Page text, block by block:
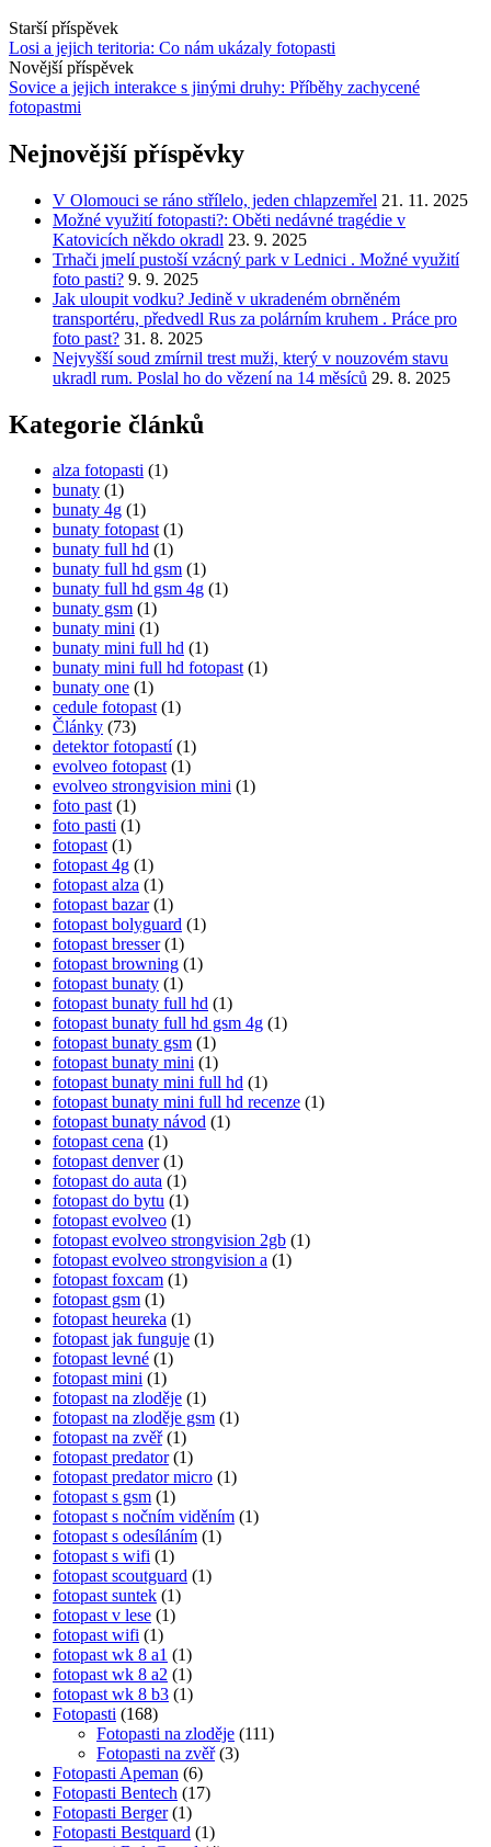
Starší příspěvek
Losi a jejich teritoria: Co nám ukázaly fotopasti
Novější příspěvek
Sovice a jejich interakce s jinými druhy: Příběhy zachycené
fotopastmi
Nejnovější příspěvky
V Olomouci se ráno střílelo, jeden chlapzemřel 21. 11. 2025
Možné využití fotopasti?: Oběti nedávné tragédie v
Katovicích někdo okradl 23. 9. 2025
Trhači jmelí pustoší vzácný park v Lednici . Možné využití
foto pasti? 9. 9. 2025
Jak uloupit vodku? Jedině v ukradeném obrněném
transportéru, předvedl Rus za polárním kruhem . Práce pro
foto past? 31. 8. 2025
Nejvyšší soud zmírnil trest muži, který v nouzovém stavu
ukradl rum. Poslal ho do vězení na 14 měsíců 29. 8. 2025
Kategorie článků
alza fotopasti (1)
bunaty (1)
bunaty 4g (1)
bunaty fotopast(1)
bunaty full hd (1)
bunaty full hd gsm (1)
bunaty full hd gsm 4g (1)
bunaty gsm (1)
bunaty mini (1)
bunaty mini full hd (1)
bunaty mini full hd fotopast(1)
bunaty one (1)
cedule fotopast(1)
Články (73)
detektor fotopastí(1)
evolveo fotopast(1)
evolveo strongvision mini (1)
foto past(1)
foto pasti (1)
fotopast(1)
fotopast 4g (1)
fotopast alza (1)
fotopast bazar(1)
fotopast bolyguard (1)
fotopast bresser(1)
fotopast browning (1)
fotopast bunaty (1)
fotopast bunaty full hd (1)
fotopast bunaty full hd gsm 4g (1)
fotopast bunaty gsm (1)
fotopast bunaty mini (1)
fotopast bunaty mini full hd (1)
fotopast bunaty mini full hd recenze (1)
fotopast bunaty návod (1)
fotopast cena (1)
fotopast denver(1)
fotopast do auta (1)
fotopast do bytu (1)
fotopast evolveo (1)
fotopast evolveo strongvision 2gb (1)
fotopast evolveo strongvision a (1)
fotopast foxcam (1)
fotopast gsm (1)
fotopast heureka (1)
fotopast jak funguje (1)
fotopast levné (1)
fotopast mini (1)
fotopast na zloděje (1)
fotopast na zloděje gsm (1)
fotopast na zvěř(1)
fotopast predator(1)
fotopast predator micro (1)
fotopast s gsm (1)
fotopast s nočním viděním (1)
fotopast s odesíláním (1)
fotopast s wifi (1)
fotopast scoutguard (1)
fotopast suntek (1)
fotopast v lese (1)
fotopast wifi (1)
fotopast wk 8 a1 (1)
fotopast wk 8 a2 (1)
fotopast wk 8 b3 (1)
Fotopasti (168)
Fotopasti na zloděje (111)
Fotopasti na zvěř(3)
Fotopasti Apeman (6)
Fotopasti Bentech (17)
Fotopasti Berger(1)
Fotopasti Bestquard (1)